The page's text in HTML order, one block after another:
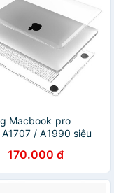
Macbook pro
/ A1990 siêu
170.000 đ